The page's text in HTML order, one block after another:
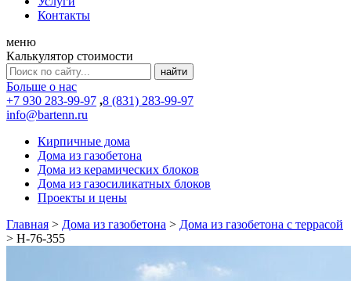
Контакты
меню
Калькулятор стоимости
Больше о нас
+7 930 283-99-97 ,8 (831) 283-99-97
info@bartenn.ru
Кирпичные дома
Дома из газобетона
Дома из керамических блоков
Дома из газосиликатных блоков
Проекты и цены
Главная > Дома из газобетона > Дома из газобетона с террасой
> Н-76-355